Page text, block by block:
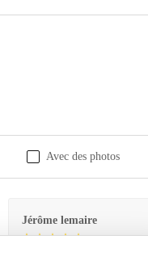
Avec des photos
Jérôme lemaire